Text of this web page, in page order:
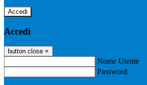
Accedi
Accedi
button close ×
Nome Utente
Password